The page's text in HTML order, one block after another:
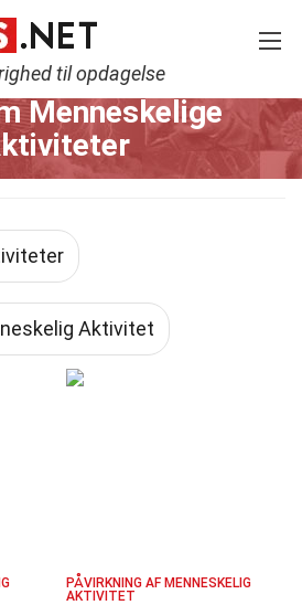
til opdagelse
Menneskelige Aktiviteter
Menneskelige
Aktivitet
PÅVIRKNING AF MENNESKELIG
AKTIVITET